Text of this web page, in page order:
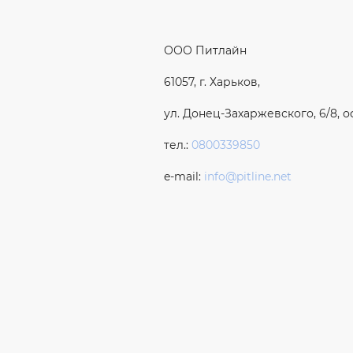
ООО Питлайн
61057, г. Харьков,
ул. Донец-Захаржевского, 6/8,
тел.: 0800339850
e-mail: info@pitline.net